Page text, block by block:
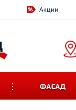
Акции
ФАСАД